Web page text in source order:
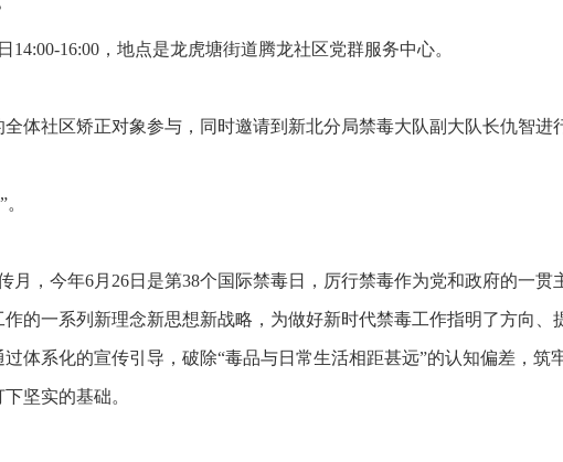
14:00-16:00，地点是龙虎塘街道腾龙社区党群服务中心。
体社区矫正对象参与，同时邀请到新北分局禁毒大队副大队长仇智进
月，今年6月26日是第38个国际禁毒日，厉行禁毒作为党和政府的一
的一系列新理念新思想新战略，为做好新时代禁毒工作指明了方向、
体系化的宣传引导，破除“毒品与日常生活相距甚远”的认知偏差，筑
坚实的基础。